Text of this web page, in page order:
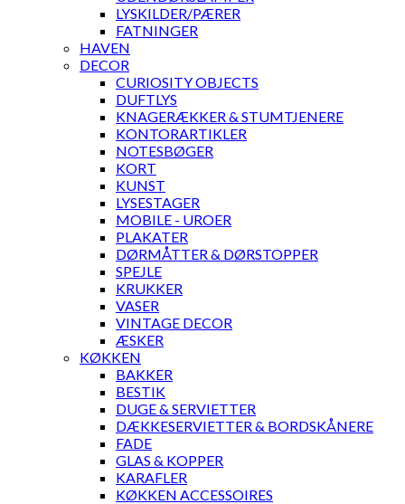
LYSKILDER/PÆRER
FATNINGER
HAVEN
DECOR
CURIOSITY OBJECTS
DUFTLYS
KNAGERÆKKER & STUMTJENERE
KONTORARTIKLER
NOTESBØGER
KORT
KUNST
LYSESTAGER
MOBILE - UROER
PLAKATER
DØRMÅTTER & DØRSTOPPER
SPEJLE
KRUKKER
VASER
VINTAGE DECOR
ÆSKER
KØKKEN
BAKKER
BESTIK
DUGE & SERVIETTER
DÆKKESERVIETTER & BORDSKÅNERE
FADE
GLAS & KOPPER
KARAFLER
KØKKEN ACCESSOIRES